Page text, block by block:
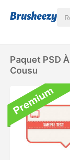
Paquet PSD
Cousu